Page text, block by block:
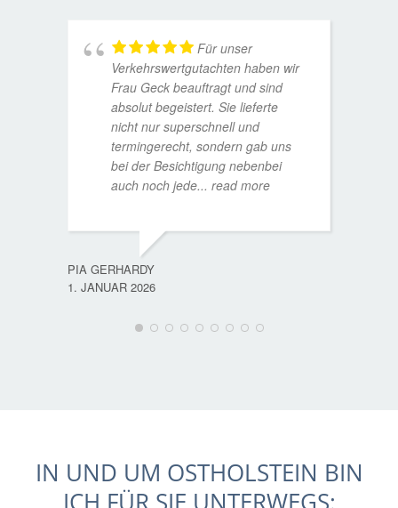
Für unser
Verkehrswertgutachten haben wir
Frau Geck beauftragt und sind
absolut begeistert. Sie lieferte
nicht nur superschnell und
termingerecht, sondern gab uns
bei der Besichtigung nebenbei
auch noch jede... read more
PIA GERHARDY
1. JANUAR 2026
IN UND UM OSTHOLSTEIN BIN